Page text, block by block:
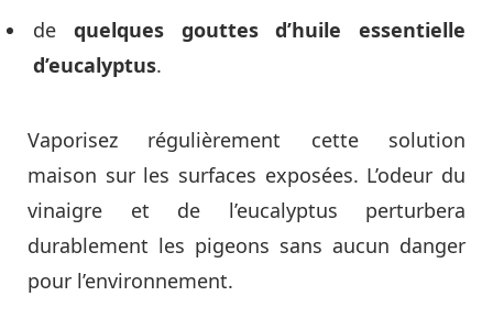
de quelques gouttes d’huile essentielle
d’eucalyptus.
Vaporisez régulièrement cette solution
maison sur les surfaces exposées. L’odeur du
vinaigre et de l’eucalyptus perturbera
durablement les pigeons sans aucun danger
pour l’environnement.